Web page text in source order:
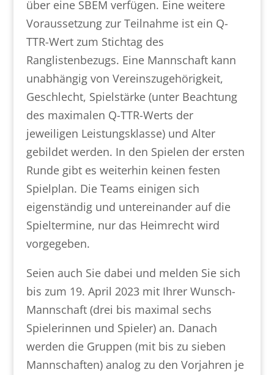
über eine SBEM verfügen. Eine weitere
Voraussetzung zur Teilnahme ist ein Q-
TTR-Wert zum Stichtag des
Ranglistenbezugs. Eine Mannschaft kann
unabhängig von Vereinszugehörigkeit,
Geschlecht, Spielstärke (unter Beachtung
des maximalen Q-TTR-Werts der
jeweiligen Leistungsklasse) und Alter
gebildet werden. In den Spielen der ersten
Runde gibt es weiterhin keinen festen
Spielplan. Die Teams einigen sich
eigenständig und untereinander auf die
Spieltermine, nur das Heimrecht wird
vorgegeben.
Seien auch Sie dabei und melden Sie sich
bis zum 19. April 2023 mit Ihrer Wunsch-
Mannschaft (drei bis maximal sechs
Spielerinnen und Spieler) an. Danach
werden die Gruppen (mit bis zu sieben
Mannschaften) analog zu den Vorjahren je